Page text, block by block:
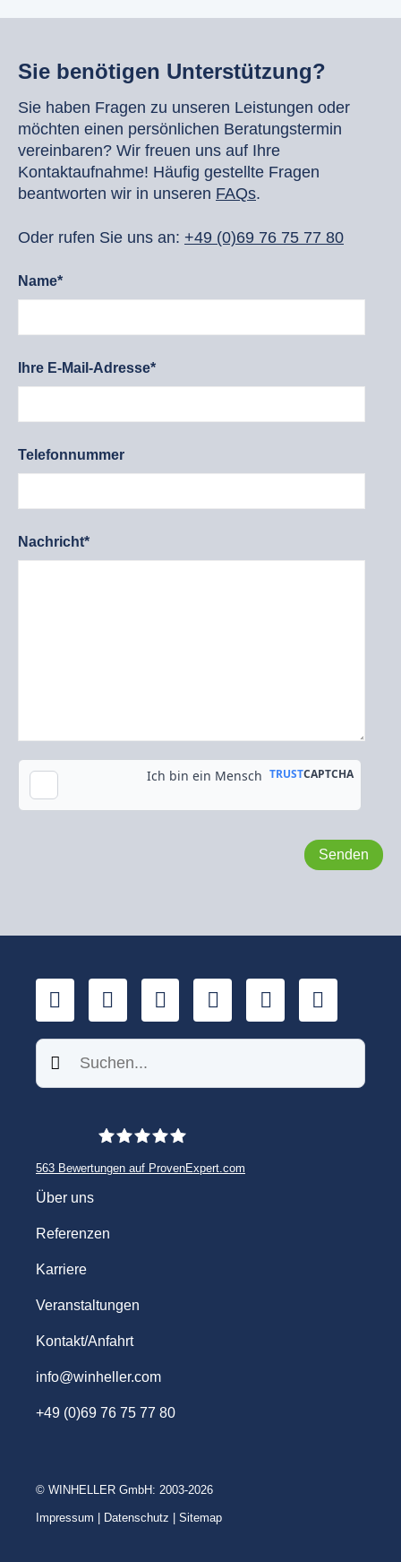
Sie benötigen Unterstützung?
Sie haben Fragen zu unseren Leistungen oder
möchten einen persönlichen Beratungstermin
vereinbaren? Wir freuen uns auf Ihre
Kontaktaufnahme! Häufig gestellte Fragen
beantworten wir in unseren FAQs.
Oder rufen Sie uns an: +49 (0)69 76 75 77 80
Name*
Ihre E-Mail-Adresse*
Telefonnummer
Nachricht*
Kopie an meine E-Mail-Adresse senden
LinkedInYouTube
Xing Facebook
Twitter
Suchen
563 Bewertungen auf ProvenExpert.com
Über uns
Referenzen
Karriere
Veranstaltungen
Kontakt/Anfahrt
info@winheller.com
+49 (0)69 76 75 77 80
© WINHELLER GmbH: 2003-2026
Impressum Datenschutz Sitemap